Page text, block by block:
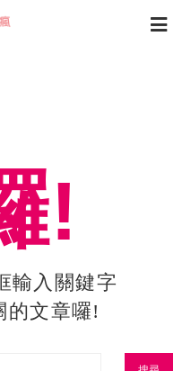
!
輸入關鍵字
的文章囉!